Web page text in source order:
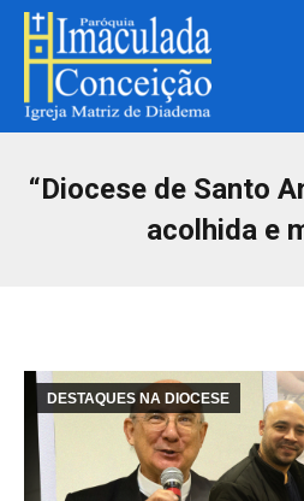
“Diocese de Santo
acolhida e
DESTAQUES NA DIOCESE